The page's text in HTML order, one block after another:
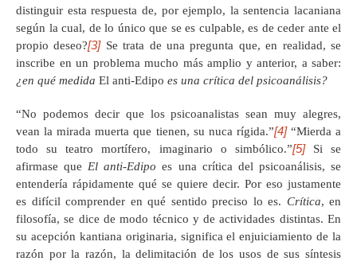
distinguir esta respuesta de, por ejemplo, la sentencia lacaniana
según la cual, de lo único que se es culpable, es de ceder ante el
propio deseo?[3]Se trata de una pregunta que, en realidad, se
inscribe en un problema mucho más amplio y anterior, a saber:
¿en qué medida El anti-Edipo es una crítica del psicoanálisis?
“No podemos decir que los psicoanalistas sean muy alegres,
vean la mirada muerta que tienen, su nuca rígida.”[4]“Mierda a
todo su teatro mortífero, imaginario o simbólico.”[5]Si se
afirmase que El anti-Edipo es una crítica del psicoanálisis, se
entendería rápidamente qué se quiere decir. Por eso justamente
es difícil comprender en qué sentido preciso lo es. Crítica, en
filosofía, se dice de modo técnico y de actividades distintas. En
su acepción kantiana originaria, significa el enjuiciamiento de la
razón por la razón, la delimitación de los usos de sus síntesis